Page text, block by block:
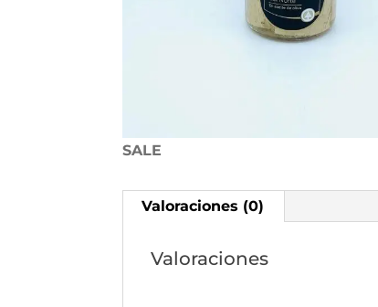
SALE
Valoraciones (0)
Valoraciones